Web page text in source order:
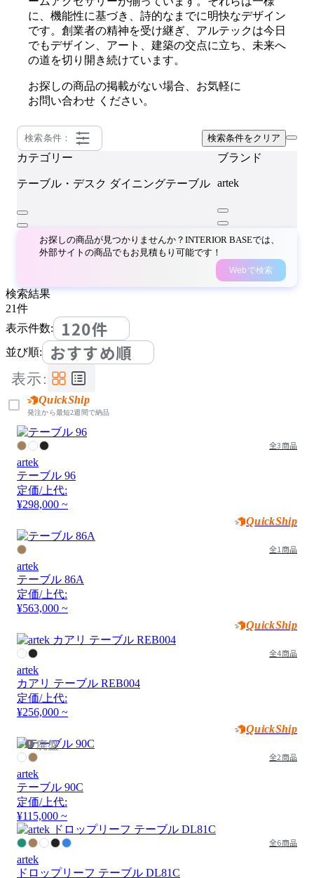
に、機能性に基づき、詩的なまでに明快なデザイン
です。創業者の精神を受け継ぎ、アルテックは今日
でもデザイン、アート、建築の交点に立ち、未来へ
の道を切り開き続けています。
お探しの商品の掲載がない場合、お気軽に
お問い合わせ ください。
検索条件： 検索条件をクリア
カテゴリー
テーブル・デスク ダイニングテーブル
ブランド
artek
お探しの商品が見つかりませんか？INTERIOR BASEでは、
外部サイトの商品でもお見積もり可能です！
Webで検索
検索結果
21件
表示件数:
120件
並び順: おすすめ順
表示:
QuickShip
発注から最短2週間で納品
全3商品
artek
テーブル 96
定価/上代:
¥298,000 ~
QuickShip
全1商品
artek
テーブル 86A
定価/上代:
¥563,000 ~
QuickShip
全4商品
artek
カアリ テーブル REB004
定価/上代:
¥256,000 ~
QuickShip
廃盤
全2商品
artek
テーブル 90C
定価/上代:
¥115,000 ~
全6商品
artek
ドロップリーフ テーブル DL81C